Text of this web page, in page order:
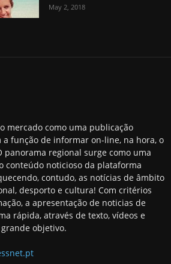
May 2, 2018
mercado como uma publicação
a função de informar on-line, na hora, o
panorama regional surge como uma
conteúdo noticioso da plataforma
contudo, as notícias de âmbito
desporto e cultura! Com critérios
a apresentação de noticias de
rápida, através de texto, vídeos e
objetivo.